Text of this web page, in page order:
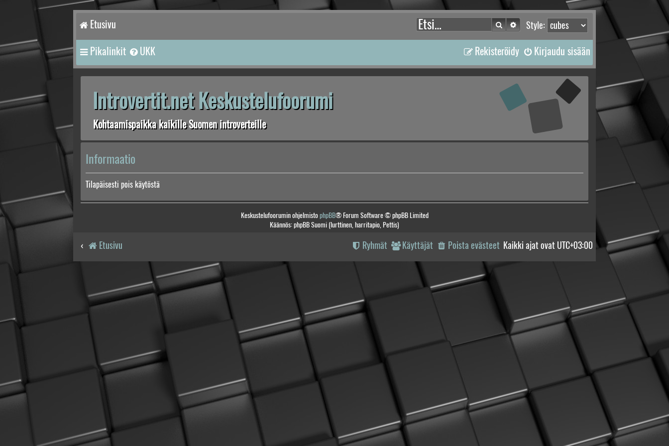
Etusivu Style:
Etsi Tarkennettu haku
Pikalinkit UKK Kirjaudu sisään
Rekisteröidy
Introvertit.net Keskustelufoorumi
Kohtaamispaikka kaikille Suomen introverteille
Informaatio
Tilapäisesti pois käytöstä
Keskustelufoorumin ohjelmistophpBB® Forum Software © phpBB Limited
Käännös: phpBB Suomi (lurttinen, harritapio, Pettis)
Etusivu Kaikki ajat ovat UTC+03:00
Poista evästeet
Käyttäjät
Ryhmät